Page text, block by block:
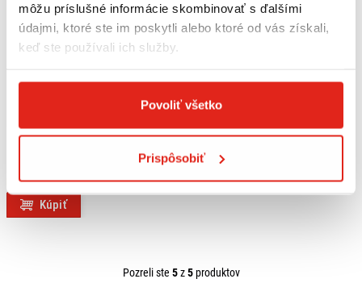
môžu príslušné informácie skombinovať s ďalšími
údajmi, ktoré ste im poskytli alebo ktoré od vás získali,
keď ste používali ich služby.
Povoliť všetko
Prispôsobiť
GIVI UNIVERZÁLNE PLEXI 100ALB
Na objednávku
Kúpiť
Pozreli ste 5z5produktov